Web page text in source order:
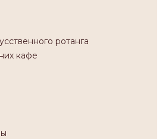
ротанга
кафе